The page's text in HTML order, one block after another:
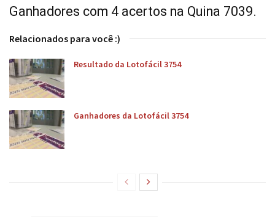
Ganhadores com 4 acertos na Quina 7039.
Relacionados para você :)
Resultado da Lotofácil 3754
Ganhadores da Lotofácil 3754